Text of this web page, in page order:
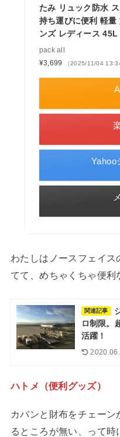
たみ リュック防水
持ち運びに便利 軽量
ンズ レディース 45L
pack all
¥3,699
（2025/11/04
Yahoo
わたしはノースフェイ
てて、めちゃくちゃ便利
関連記事
ロ制限。
活躍！
ハトメ（便利グッズ）
カバンと財布をチェー
るところが無い、って時